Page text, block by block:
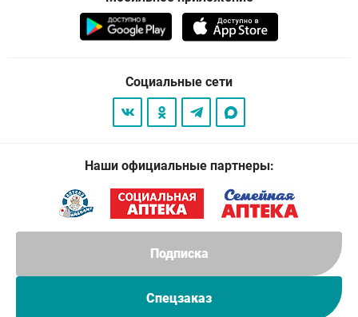
Подписка
Спецзаказ
Социальные сети
Наши официальные партнеры: